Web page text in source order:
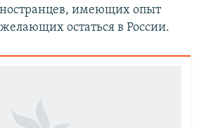
имеющих опыт
остаться в России.